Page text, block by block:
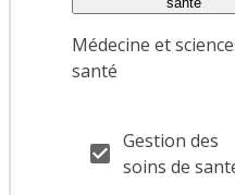
Médecine et
santé
Gestion des
soins de